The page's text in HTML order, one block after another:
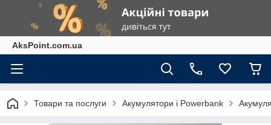
AksPoint.com.ua
Товари та послуги Акумулятори і Powerbank